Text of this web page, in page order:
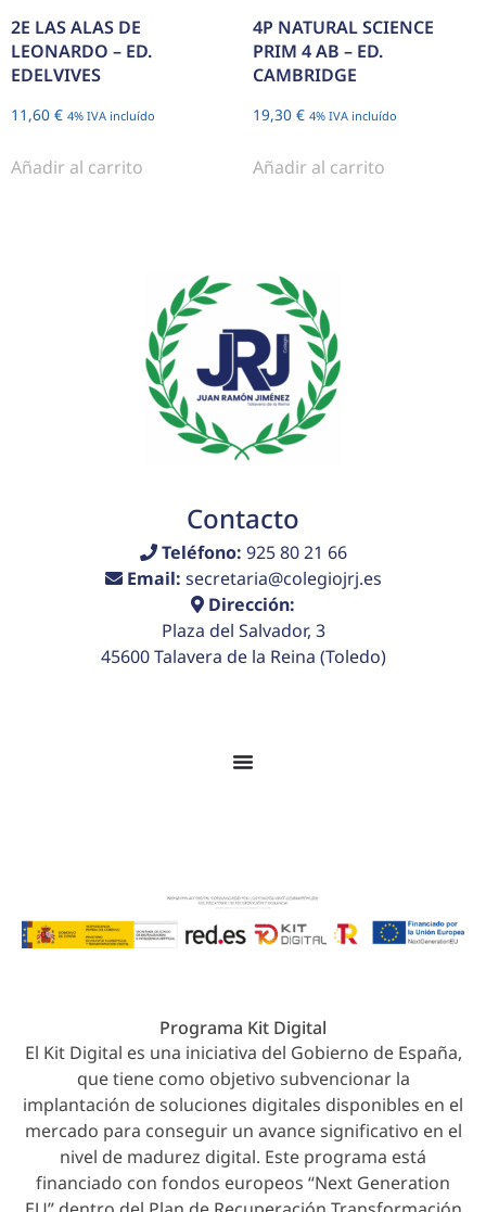
2E LAS ALAS DE
LEONARDO – ED.
EDELVIVES
11,60 € 4% IVA incluído
Añadir al carrito
4P NATURAL SCIENCE
PRIM 4 AB – ED.
CAMBRIDGE
19,30 € 4% IVA incluído
Añadir al carrito
Contacto
Teléfono: 925 80 21 66
Email: secretaria@colegiojrj.es
Dirección:
Plaza del Salvador, 3
45600 Talavera de la Reina (Toledo)
Programa Kit Digital
El Kit Digital es una iniciativa del Gobierno de España,
que tiene como objetivo subvencionar la
implantación de soluciones digitales disponibles en el
mercado para conseguir un avance significativo en el
nivel de madurez digital. Este programa está
financiado con fondos europeos “Next Generation